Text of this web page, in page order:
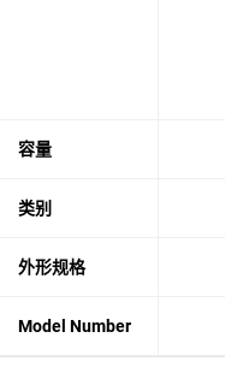
容量
类别
外形规格
Model Number